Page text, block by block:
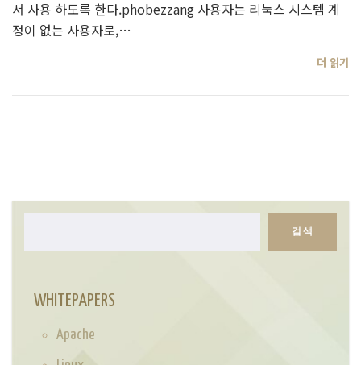
서 사용 하도록 한다.phobezzang 사용자는 리눅스 시스템 계
정이 없는 사용자로,…
더 읽기
검색
WHITEPAPERS
Apache